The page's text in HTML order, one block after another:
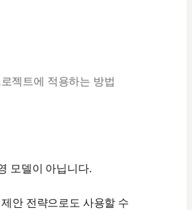
젝트에 적용하는 방법
모델이 아닙니다.
안 전략으로도 사용할 수